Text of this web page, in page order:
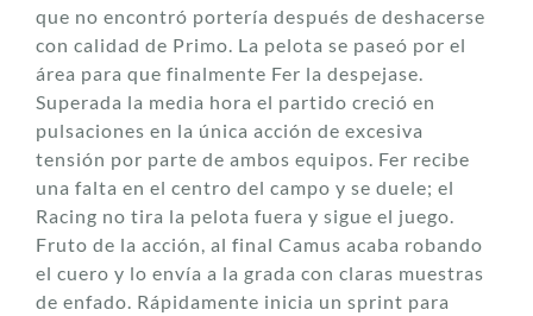
que no encontró portería después de deshacerse
con calidad de Primo. La pelota se paseó por el
área para que finalmente Fer la despejase.
Superada la media hora el partido creció en
pulsaciones en la única acción de excesiva
tensión por parte de ambos equipos. Fer recibe
una falta en el centro del campo y se duele; el
Racing no tira la pelota fuera y sigue el juego.
Fruto de la acción, al final Camus acaba robando
el cuero y lo envía a la grada con claras muestras
de enfado. Rápidamente inicia un sprint para